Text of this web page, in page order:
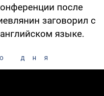
после
заговорил с
языке.
дня